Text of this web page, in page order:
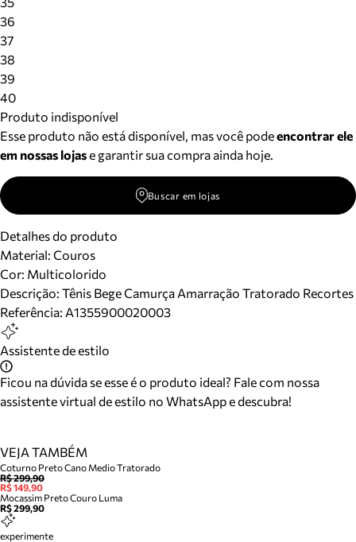
36
37
38
39
40
Produto indisponível
Esse produto não está disponível, mas você podeencontrar ele
em nossas lojase garantir sua compra ainda hoje.
Buscar em lojas
Detalhes do produto
Material: Couros
Cor: Multicolorido
Descrição: Tênis Bege Camurça Amarração Tratorado Recortes
Referência: A1355900020003
Assistente de estilo
Ficou na dúvida se esse é o produto ideal? Fale com nossa
assistente virtual de estilo no WhatsApp e descubra!
VEJA TAMBÉM
Coturno Preto Cano Medio Tratorado
R$ 299,90
R$ 149,90
Mocassim Preto Couro Luma
R$ 299,90
experimente